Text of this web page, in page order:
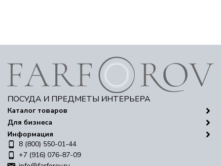
ПОСУДА И ПРЕДМЕТЫ ИНТЕРЬЕРА
Каталог товаров
Для бизнеса
Информация
8 (800) 550-01-44
+7 (916) 076-87-09